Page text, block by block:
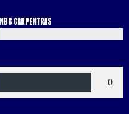
MBC CARPENTRAS
0